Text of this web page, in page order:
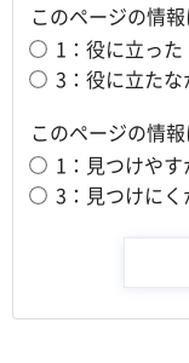
このページの情
1：役に立った
3：役に立たな
このページの情
1：見つけやす
3：見つけにく